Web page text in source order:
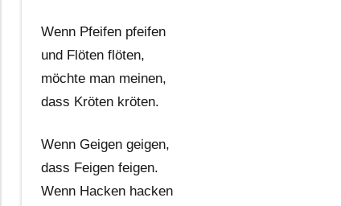
Wenn Pfeifen pfeifen
und Flöten flöten,
möchte man meinen,
dass Kröten kröten.
Wenn Geigen geigen,
dass Feigen feigen.
Wenn Hacken hacken